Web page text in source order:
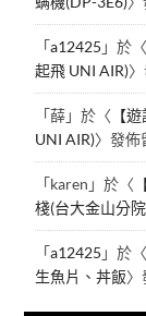
「a12425 」於〈
起飛 UNI AIR)
「薛」於〈 【
UNI AIR)〉發佈
「karen 」於〈
棧(台大金山分
「a12425 」於〈
生魚片、丼飯〉